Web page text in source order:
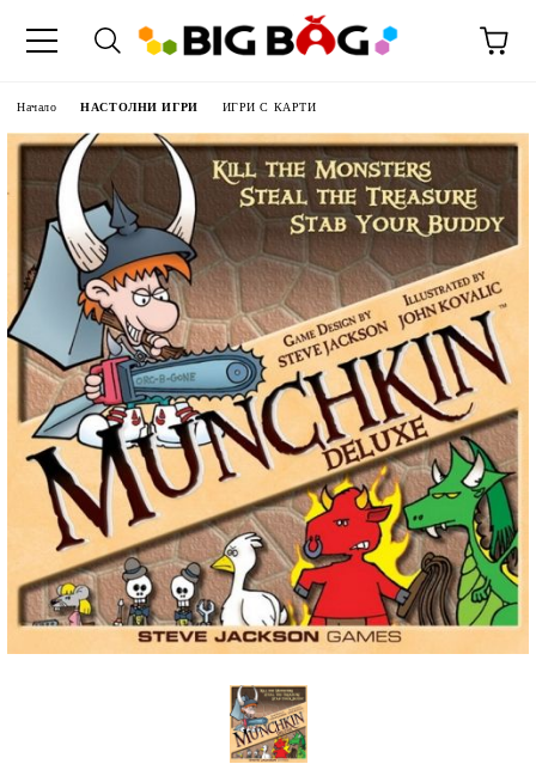
Начало НАСТОЛНИ ИГРИ ИГРИ С КАРТИ